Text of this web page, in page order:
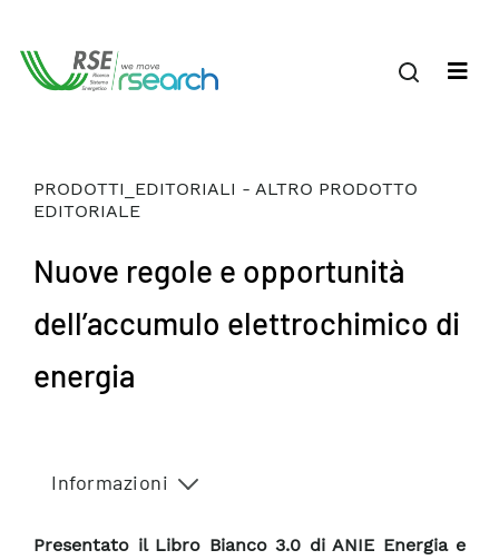
PRODOTTI_EDITORIALI - ALTRO PRODOTTO
EDITORIALE
Nuove regole e opportunità
dell’accumulo elettrochimico di
energia
Informazioni
Presentato il Libro Bianco 3.0 di ANIE Energia e